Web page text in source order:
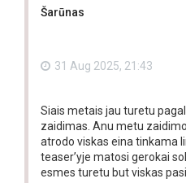
Šarūnas
31 Aug 2025, 21:43
Siais metais jau turetu
zaidimas. Anu metu
atrodo viskas eina tinkama
teaser’yje matosi gerokai
esmes turetu but viskas